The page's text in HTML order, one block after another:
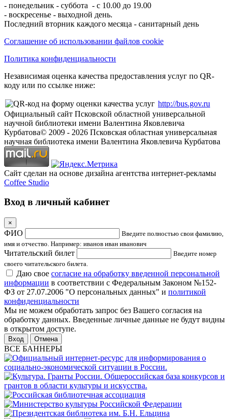
- понедельник - суббота - с 10.00 до 19.00
- воскресенье - выходной день.
Последний вторник каждого месяца - санитарный день
Соглашение об использовании файлов cookie
Политика конфиденциальности
Независимая оценка качества предоставления услуг по QR-
коду или по ссылке ниже:
http://bus.gov.ru
Официальный сайт Псковской областной универсальной
научной библиотеки имени Валентина Яковлевича
Курбатова© 2009 - 2026 Псковская областная универсальная
научная библиотека имени Валентина Яковлевича Курбатова
Сайт сделан на основе дизайна агентства интернет-рекламы
Coffee Studio
Вход в личный кабинет
×
ФИО
Введите полностью свои фамилию,
имя и отчество. Например: иванов иван иванович
Читательский билет
Введите номер
своего читательского билета.
Даю свое согласие на обработку введенной персональной
информации в соответствии с Федеральным Законом №152-
ФЗ от 27.07.2006 "О персональных данных" и политикой
конфиденциальности
Мы не можем обработать запрос без Вашего согласия на
обработку данных. Введенные личные данные не будут видны
в открытом доступе.
Отмена
ВСЕ БАННЕРЫ